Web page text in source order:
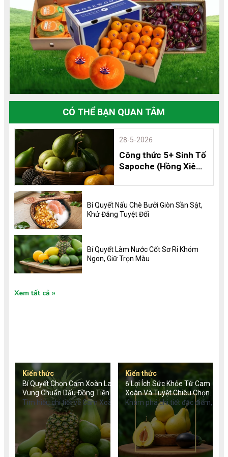
CÓ THỂ BẠN QUAN TÂM
28-5-2026
Công thức 5+ Sinh Tố
Sapoche (Hồng Xiêm)
Dưỡng và 8 Lợi Ích
Không Thể Bỏ Qua
Bí Quyết Nấu Chè Bưởi Giòn Sần Sật,
Khử Đắng Tuyệt Đối
Bí Quyết Làm Nước Cốt Sơ Ri Khóm
Ngon, Giữ Trọn Màu
Xem tất cả
Kiến thức
Bí Quyết Chọn Cam Xoàn Lai
Vung Chuẩn Dấu Đồng Tiền
Tìm hiểu chi tiết về Cam Xoàn
Lai Vung: Đặc điểm nhận
dạng dấu đồng tiền, giá trị
dinh dưỡng chống ung thư,
cách phân biệt hàng chuẩn
Kiến thức
6 Lợi Ích Sức Khỏe Từ Cam
Xoàn Và Tuyệt Chiêu Chọn
Quả
Khám phá chi tiết đặc điểm,
nguồn gốc, giá trị dinh dưỡng
và bí quyết chọn mua cam
xoàn chuẩn ngon. Trải
nghiệm cam xoàn VietGAP